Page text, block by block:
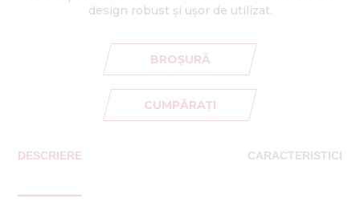
design robust și ușor de utilizat.
BROȘURĂ
CUMPĂRAȚI
DESCRIERE CARACTERISTICI